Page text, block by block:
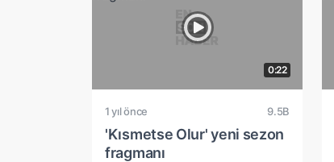
0:22
1 yıl önce 9.5B
'Kısmetse Olur' yeni sezon
fragmanı